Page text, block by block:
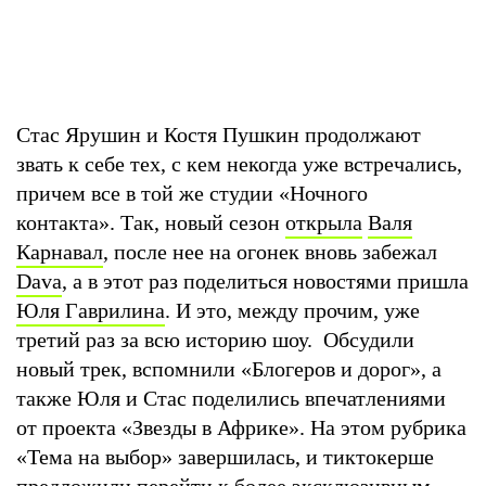
Стас Ярушин и Костя Пушкин продолжают
звать к себе тех, с кем некогда уже встречались,
причем все в той же студии «Ночного
контакта». Так, новый сезон открыла Валя
Карнавал, после нее на огонек вновь забежал
Dava, а в этот раз поделиться новостями пришла
Юля Гаврилина. И это, между прочим, уже
третий раз за всю историю шоу. Обсудили
новый трек, вспомнили «Блогеров и дорог», а
также Юля и Стас поделились впечатлениями
от проекта «Звезды в Африке». На этом рубрика
«Тема на выбор» завершилась, и тиктокерше